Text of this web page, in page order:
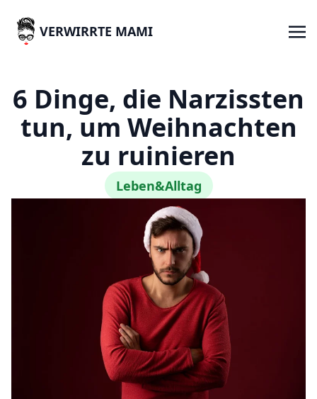
VERWIRRTE MAMI
6 Dinge, die Narzissten
tun, um Weihnachten
zu ruinieren
Leben&Alltag